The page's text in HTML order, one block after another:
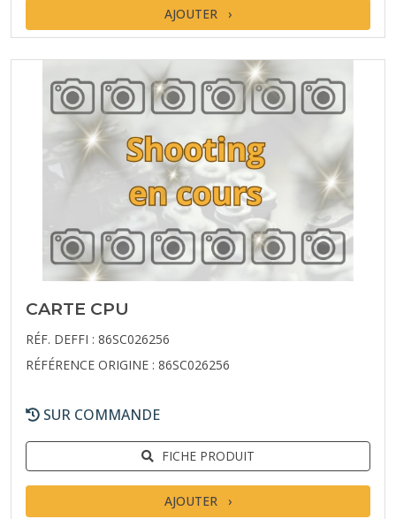
AJOUTER
CARTE CPU
RÉF. DEFFI : 86SC026256
RÉFÉRENCE ORIGINE : 86SC026256
SUR COMMANDE
FICHE PRODUIT
AJOUTER